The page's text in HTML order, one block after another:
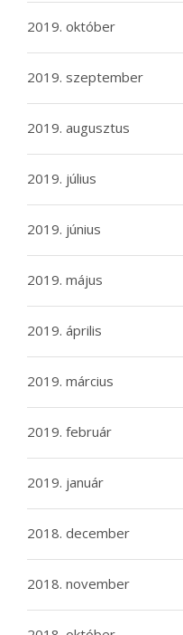
2019. október
2019. szeptember
2019. augusztus
2019. július
2019. június
2019. május
2019. április
2019. március
2019. február
2019. január
2018. december
2018. november